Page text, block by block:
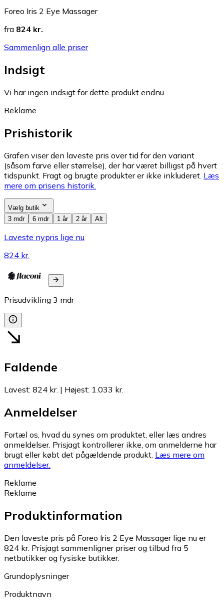
Foreo Iris 2 Eye Massager
fra 824 kr.
Sammenlign alle priser
Indsigt
Vi har ingen indsigt for dette produkt endnu.
Reklame
Prishistorik
Grafen viser den laveste pris over tid for den variant
(såsom farve eller størrelse), der har været billigst på hvert
tidspunkt. Fragt og brugte produkter er ikke inkluderet. Læs
mere om prisens historik.
Vælg butik
3 mdr
6 mdr 1 år 2 år Alt
Laveste nypris lige nu
824 kr.
Prisudvikling 3 mdr
Faldende
Lavest: 824 kr. | Højest: 1.033 kr.
Anmeldelser
Fortæl os, hvad du synes om produktet, eller læs andres
anmeldelser. Prisjagt kontrollerer ikke, om anmelderne har
brugt eller købt det pågældende produkt. Læs mere om
anmeldelser.
Reklame
Reklame
Produktinformation
Den laveste pris på Foreo Iris 2 Eye Massager lige nu er
824 kr. Prisjagt sammenligner priser og tilbud fra 5
netbutikker og fysiske butikker.
Grundoplysninger
Produktnavn